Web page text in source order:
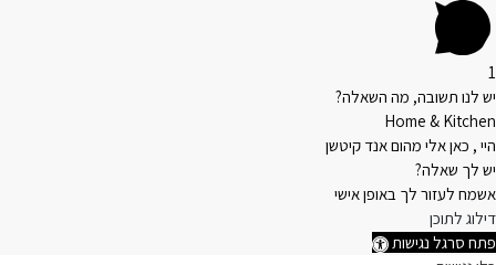
1
יש לנו תשובה, מה השאלה?
Home & Kitchen
היי , כאן אלי מהום אנד קיטשן
יש לך שאלה?
אשמח לעזור לך באופן אישי
דילוג לתוכן
פתח סרגל נגישות